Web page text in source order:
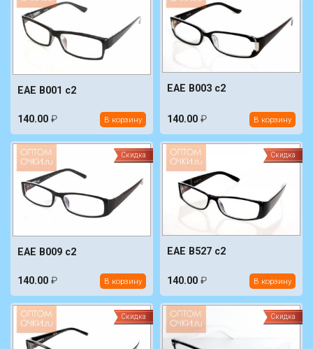
EAE B001 с2
140.00 ₽ В корзину
EAE B003 c2
140.00 ₽ В корзину
Скидка
EAE B009 c2
140.00 ₽ В корзину
Скидка
EAE B527 c2
140.00 ₽ В корзину
Скидка Скидка